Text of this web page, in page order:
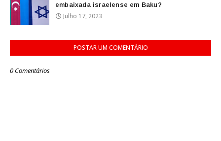
embaixada israelense em Baku?
Julho 17, 2023
POSTAR UM COMENTÁRIO
0 Comentários